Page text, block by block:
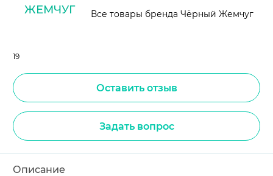
Все товары бренда Чёрный Жемчуг
19
Оставить отзыв
Задать вопрос
Описание